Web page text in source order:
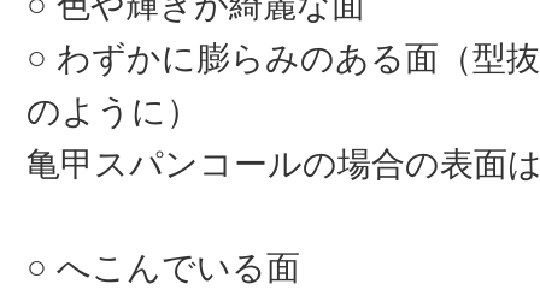
わずかに膨らみのある面（型
のように）
亀甲スパンコールの場合の表面
へこんでいる面